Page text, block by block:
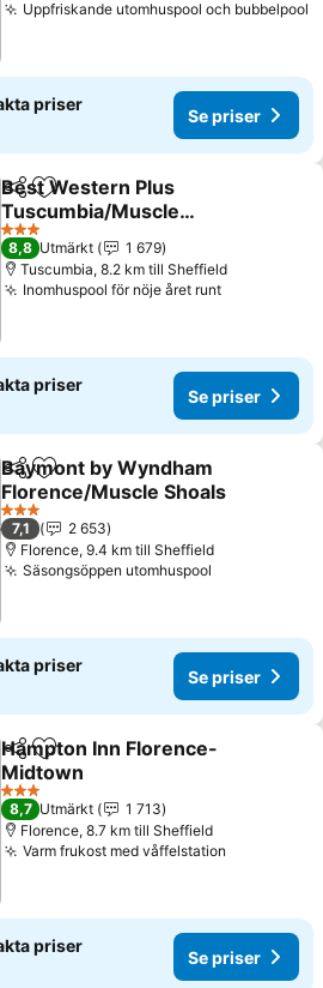
Uppfriskande utomhuspool och bubbelpool
priser
Se priser
Dela Lägg till i Mina Favoriter
Best Western Plus
Tuscumbia/Muscle
Shoals Hotel & Suites
Se priser
3 Stjärnor
8,8 Utmärkt
1 679
Tuscumbia, 8.2 km till Sheffield
Inomhuspool för nöje året runtSe priser
priser
Se priser
Dela Lägg till i Mina Favoriter
Baymont by Wyndham
Florence/Muscle Shoals
Se priser
3 Stjärnor
7,1
2 653
Florence, 9.4 km till Sheffield
Säsongsöppen utomhuspool
priser
Se priser
Dela Lägg till i Mina Favoriter
Hampton Inn Florence-
Midtown
Se priser
3 Stjärnor
8,7 Utmärkt
1 713
Florence, 8.7 km till Sheffield
Varm frukost med våffelstation
priser
Se priser